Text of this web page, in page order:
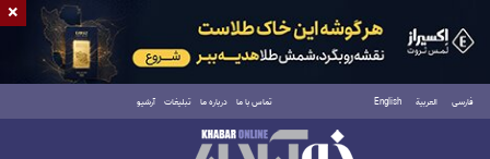
فارسی العربية English تماس با ما درباره ما تبلیغات آرشیو
شنبه ۱۷ مرداد ۱۴۰۵
×